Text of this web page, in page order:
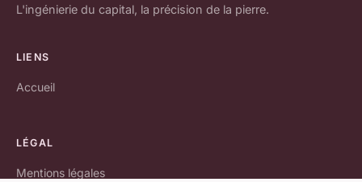
L'ingénierie du capital, la précision de la pierre.
LIENS
Accueil
LÉGAL
Mentions légales